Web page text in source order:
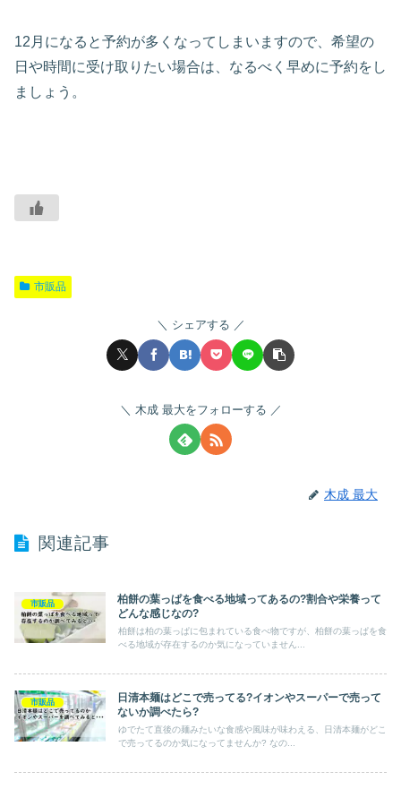
12月になると予約が多くなってしまいますので、希望の
日や時間に受け取りたい場合は、なるべく早めに予約をし
ましょう。
市販品
シェアする
木成 最大をフォローする
木成 最大
関連記事
市販品
柏餅の葉っぱを食べる地域ってあるの?割合や栄養って
どんな感じなの?
柏餅は柏の葉っぱに包まれている食べ物ですが、柏餅の葉っぱを食
べる地域が存在するのか気になっていません...
市販品
日清本麺はどこで売ってる?イオンやスーパーで売って
ないか調べたら?
ゆでたて直後の麺みたいな食感や風味が味わえる、日清本麺がどこ
で売ってるのか気になってませんか? なの...